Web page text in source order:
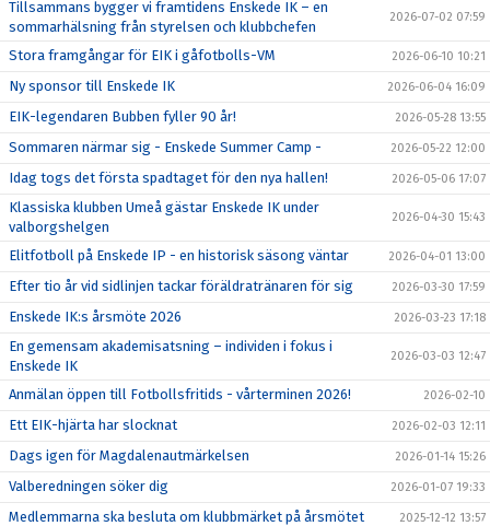
Tillsammans bygger vi framtidens Enskede IK – en
sommarhälsning från styrelsen och klubbchefen
2026-07-02 07:59
Stora framgångar för EIK i gåfotbolls-VM 2026-06-10 10:21
Ny sponsor till Enskede IK 2026-06-04 16:09
EIK-legendaren Bubben fyller 90 år! 2026-05-28 13:55
Sommaren närmar sig - Enskede Summer Camp - 2026-05-22 12:00
Idag togs det första spadtaget för den nya hallen! 2026-05-06 17:07
Klassiska klubben Umeå gästar Enskede IK under
valborgshelgen
2026-04-30 15:43
Elitfotboll på Enskede IP - en historisk säsong väntar 2026-04-01 13:00
Efter tio år vid sidlinjen tackar föräldratränaren för sig 2026-03-30 17:59
Enskede IK:s årsmöte 2026 2026-03-23 17:18
En gemensam akademisatsning – individen i fokus i
Enskede IK
2026-03-03 12:47
Anmälan öppen till Fotbollsfritids - vårterminen 2026! 2026-02-10
Ett EIK-hjärta har slocknat 2026-02-03 12:11
Dags igen för Magdalenautmärkelsen 2026-01-14 15:26
Valberedningen söker dig 2026-01-07 19:33
Medlemmarna ska besluta om klubbmärket på årsmötet 2025-12-12 13:57